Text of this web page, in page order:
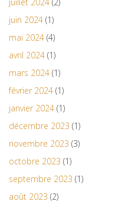
juin 2024 (1)
mai 2024 (4)
avril 2024 (1)
mars 2024 (1)
février 2024 (1)
janvier 2024 (1)
décembre 2023 (1)
novembre 2023 (3)
octobre 2023 (1)
septembre 2023 (1)
août 2023 (2)